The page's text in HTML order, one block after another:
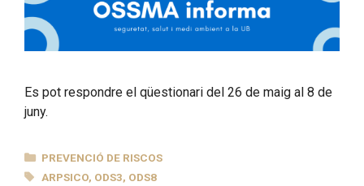
Es pot respondre el qüestionari del 26 de maig al 8 de
juny.
CATEGORIES
PREVENCIÓ DE RISCOS
ETIQUETES
ARPSICO, ODS3, ODS8